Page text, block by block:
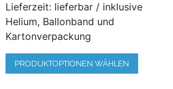
Lieferzeit: lieferbar / inklusive
Helium, Ballonband und
Kartonverpackung
PRODUKTOPTIONEN WÄHLEN